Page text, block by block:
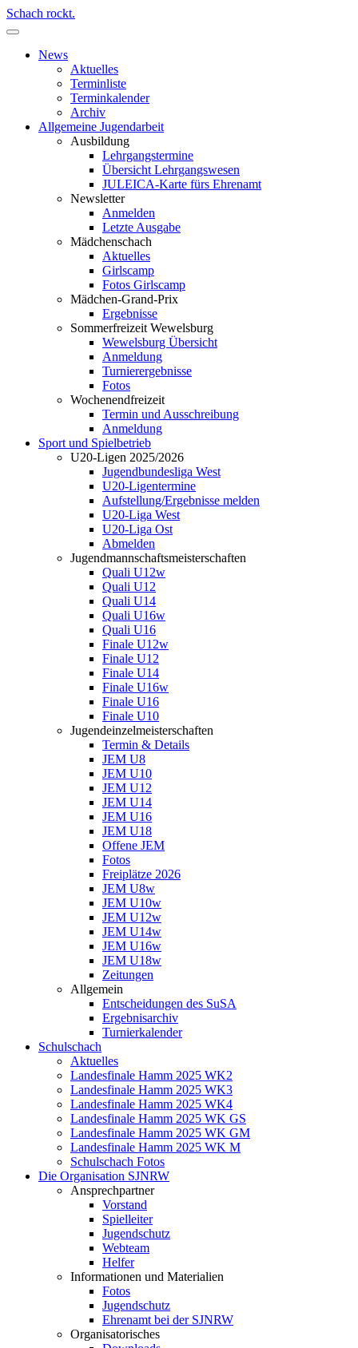
Schach rockt.
News
Aktuelles
Terminliste
Terminkalender
Archiv
Allgemeine Jugendarbeit
Ausbildung
Lehrgangstermine
Übersicht Lehrgangswesen
JULEICA-Karte fürs Ehrenamt
Newsletter
Anmelden
Letzte Ausgabe
Mädchenschach
Aktuelles
Girlscamp
Fotos Girlscamp
Mädchen-Grand-Prix
Ergebnisse
Sommerfreizeit Wewelsburg
Wewelsburg Übersicht
Anmeldung
Turnierergebnisse
Fotos
Wochenendfreizeit
Termin und Ausschreibung
Anmeldung
Sport und Spielbetrieb
U20-Ligen 2025/2026
Jugendbundesliga West
U20-Ligentermine
Aufstellung/Ergebnisse melden
U20-Liga West
U20-Liga Ost
Abmelden
Jugendmannschaftsmeisterschaften
Quali U12w
Quali U12
Quali U14
Quali U16w
Quali U16
Finale U12w
Finale U12
Finale U14
Finale U16w
Finale U16
Finale U10
Jugendeinzelmeisterschaften
Termin & Details
JEM U8
JEM U10
JEM U12
JEM U14
JEM U16
JEM U18
Offene JEM
Fotos
Freiplätze 2026
JEM U8w
JEM U10w
JEM U12w
JEM U14w
JEM U16w
JEM U18w
Zeitungen
Allgemein
Entscheidungen des SuSA
Ergebnisarchiv
Turnierkalender
Schulschach
Aktuelles
Landesfinale Hamm 2025 WK2
Landesfinale Hamm 2025 WK3
Landesfinale Hamm 2025 WK4
Landesfinale Hamm 2025 WK GS
Landesfinale Hamm 2025 WK GM
Landesfinale Hamm 2025 WK M
Schulschach Fotos
Die Organisation SJNRW
Ansprechpartner
Vorstand
Spielleiter
Jugendschutz
Webteam
Helfer
Informationen und Materialien
Fotos
Jugendschutz
Ehrenamt bei der SJNRW
Organisatorisches